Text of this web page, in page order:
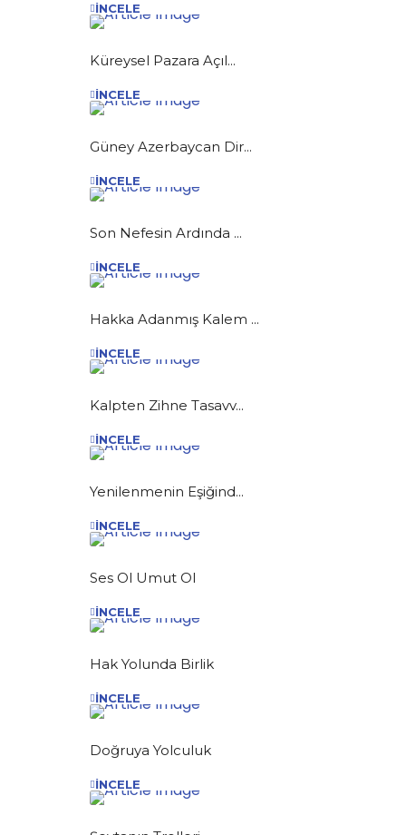
İNCELE
Küreysel Pazara Açıl...
İNCELE
Güney Azerbaycan Dir...
İNCELE
Son Nefesin Ardında ...
İNCELE
Hakka Adanmış Kalem ...
İNCELE
Kalpten Zihne Tasavv...
İNCELE
Yenilenmenin Eşiğind...
İNCELE
Ses Ol Umut Ol
İNCELE
Hak Yolunda Birlik
İNCELE
Doğruya Yolculuk
İNCELE